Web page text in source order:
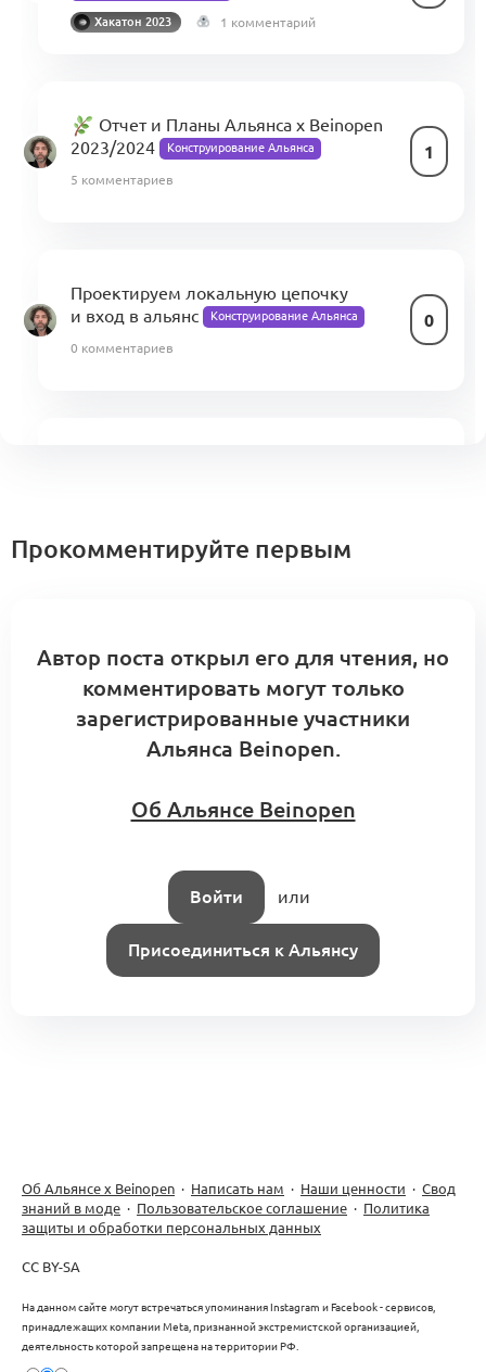
Хакатон 2023 1 комментарий
Отчет и Планы Альянса x Beinopen
2023/2024
Конструирование Альянса 1
5 комментариев
Проектируем локальную цепочку
и вход в альянс
Конструирование Альянса 0
0 комментариев
Групповые стратегии Beinopen: история
развития и кейсы 2023–2025
0 комментариев
Прокомментируйте первым
Автор поста открыл его для чтения, но
комментировать могут только
зарегистрированные участники
Альянса Beinopen.
Об Альянсе Beinopen
Войти или
Присоединиться к Альянсу
Об Альянсе х Beinopen · Написать нам · Наши ценности · Свод
знаний в моде · Пользовательское соглашение · Политика
защиты и обработки персональных данных
CC BY-SA
На данном сайте могут встречаться упоминания Instagram и Facebook - сервисов,
принадлежащих компании Meta, признанной экстремистской организацией,
деятельность которой запрещена на территории РФ.